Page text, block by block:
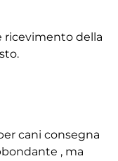
ricevimento della
cani consegna
, ma